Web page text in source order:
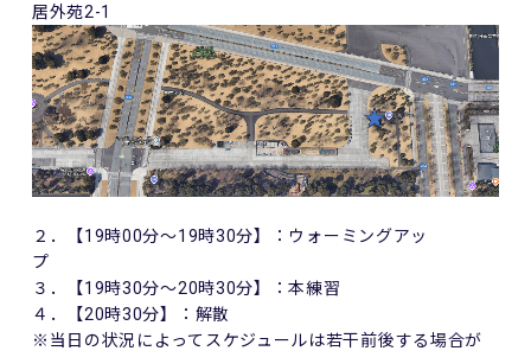
居外苑2-1
２．【19時00分～19時30分】：ウォーミングアッ
３．【19時30分～20時30分】：本練習
４．【20時30分】：解散
※当日の状況によってスケジュールは若干前後する場合が